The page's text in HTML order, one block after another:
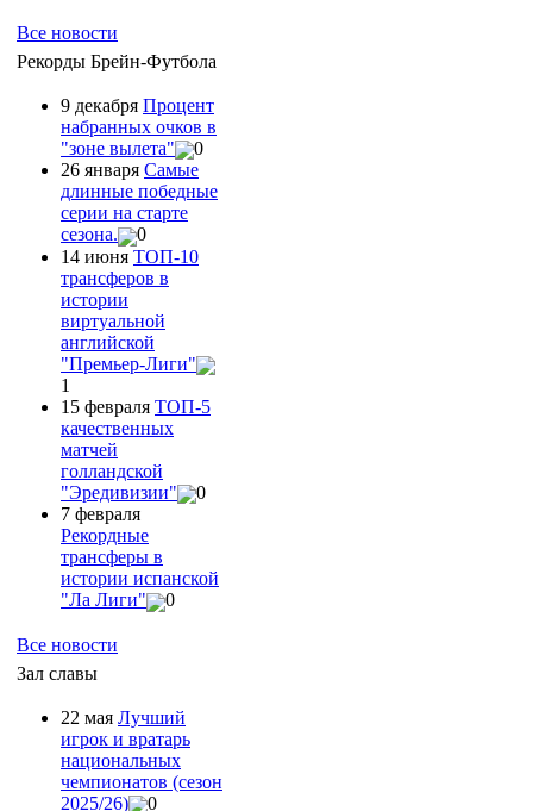
Все новости
Рекорды Брейн-Футбола
9 декабря Процент
набранных очков в
"зоне вылета"
0
26 января Самые
длинные победные
серии на старте
сезона.
0
14 июня ТОП-10
трансферов в
истории
виртуальной
английской
"Премьер-Лиги"
1
15 февраля ТОП-5
качественных
матчей
голландской
"Эредивизии"
0
7 февраля
Рекордные
трансферы в
истории испанской
"Ла Лиги"
0
Все новости
Зал славы
22 мая Лучший
игрок и вратарь
национальных
чемпионатов (сезон
2025/26)
0